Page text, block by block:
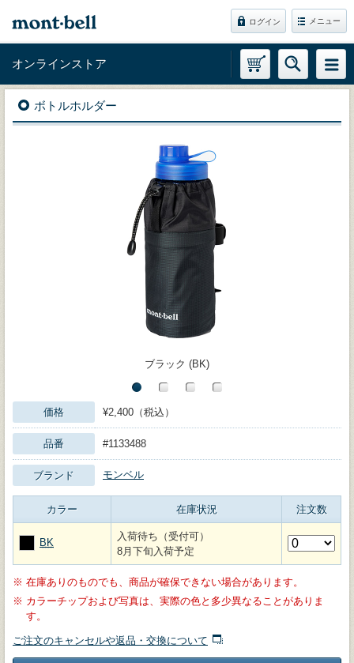
ログイン メニュー
オンラインストア
ボトルホルダー
ブラック (BK)
価格 ¥2,400（税込）
品番 #1133488
ブランド モンベル
カラー 在庫状況 注文数
BK
入荷待ち（受付可）
8月下旬入荷予定
※ 在庫ありのものでも、商品が確保できない場合があります。
※ カラーチップおよび写真は、実際の色と多少異なることがありま
す。
ご注文のキャンセルや返品・交換について